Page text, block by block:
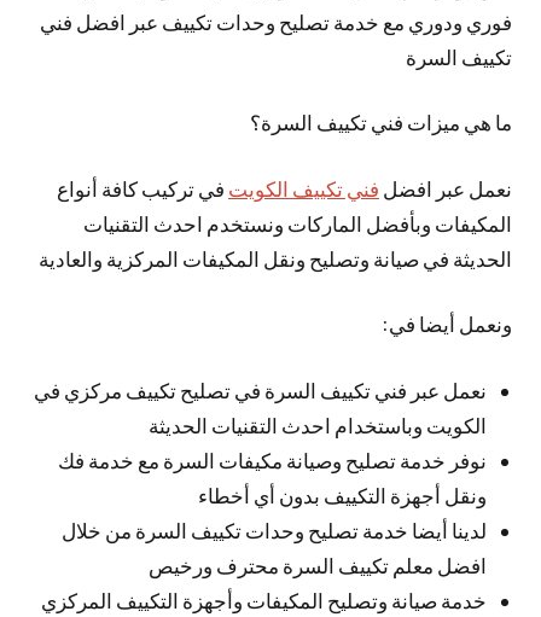
فوري ودوري مع خدمة تصليح وحدات تكييف عبر افضل فني
تكييف السرة
ما هي ميزات فني تكييف السرة؟
نعمل عبر افضل فني تكييف الكويت في تركيب كافة أنواع
المكيفات وبأفضل الماركات ونستخدم احدث التقنيات
الحديثة في صيانة وتصليح ونقل المكيفات المركزية والعادية
ونعمل أيضا في:
نعمل عبر فني تكييف السرة في تصليح تكييف مركزي في
الكويت وباستخدام احدث التقنيات الحديثة
نوفر خدمة تصليح وصيانة مكيفات السرة مع خدمة فك
ونقل أجهزة التكييف بدون أي أخطاء
لدينا أيضا خدمة تصليح وحدات تكييف السرة من خلال
افضل معلم تكييف السرة محترف ورخيص
خدمة صيانة وتصليح المكيفات وأجهزة التكييف المركزي